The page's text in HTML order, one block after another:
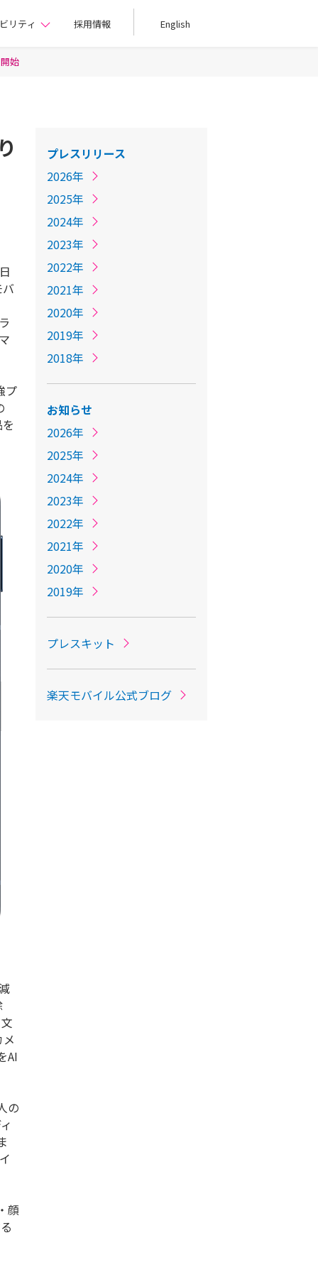
リティ 採用情報 English
始
プ
AI
の
顔
プレスリリース
2026年
2025年
2024年
2023年
2022年
2021年
2020年
2019年
2018年
お知らせ
2026年
2025年
2024年
2023年
2022年
2021年
2020年
2019年
プレスキット
楽天モバイル公式ブログ